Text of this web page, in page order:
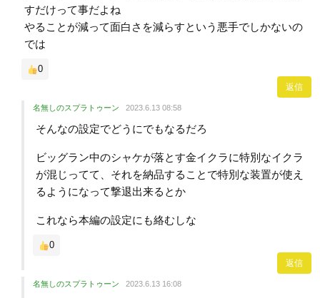
すだけって事だよね
やることが減って面白さを減らすという悪手でしかないの
では
0
返信
名無しのスプラトゥーン 2023.6.13 08:58
そんなの設定でどうにでもなるだろ
ビッグラン中のシャケが落とす金イクラに特別なイクラ
が混じってて、それを納品することで特別な装置が使え
るようになって撃退出来るとか
これなら本編の設定にも絡むしな
0
返信
名無しのスプラトゥーン 2023.6.13 16:08